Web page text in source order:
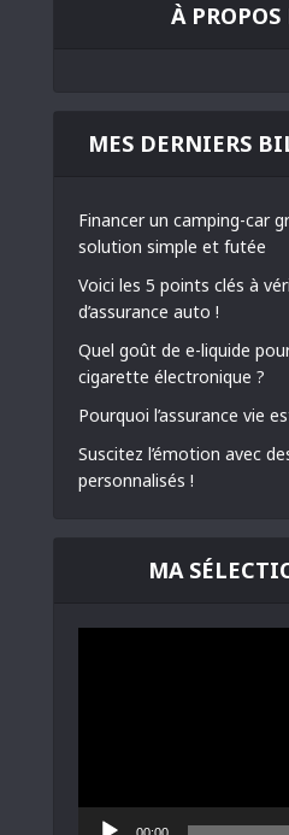
À
MES DERNIERS
Financer un camping-car
solution simple et futée
Voici les 5 points clés à
d’assurance auto !
Quel goût de e-liquide
cigarette électronique ?
Pourquoi l’assurance vie
Suscitez l’émotion avec
personnalisés !
MA